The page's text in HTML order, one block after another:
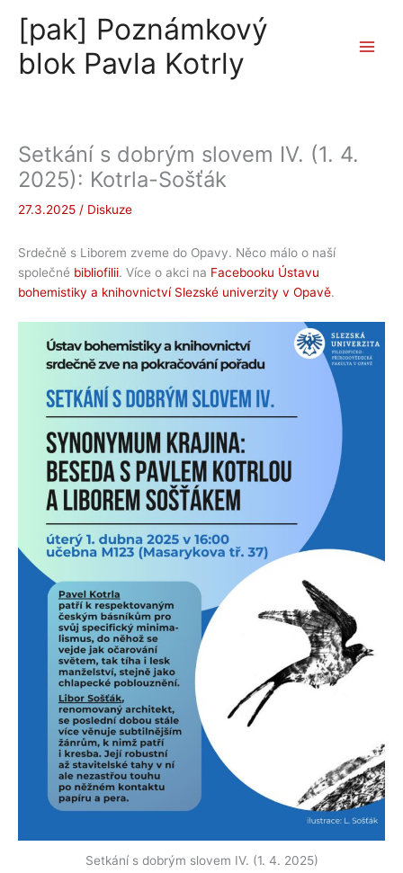
obsah
[pak] Poznámkový
blok Pavla Kotrly
Setkání s dobrým slovem IV. (1. 4.
2025): Kotrla-Sošťák
27.3.2025 / Diskuze
Srdečně s Liborem zveme do Opavy. Něco málo o naší
společné bibliofilii. Více o akci na Facebooku Ústavu
bohemistiky a knihovnictví Slezské univerzity v Opavě.
Setkání s dobrým slovem IV. (1. 4. 2025)